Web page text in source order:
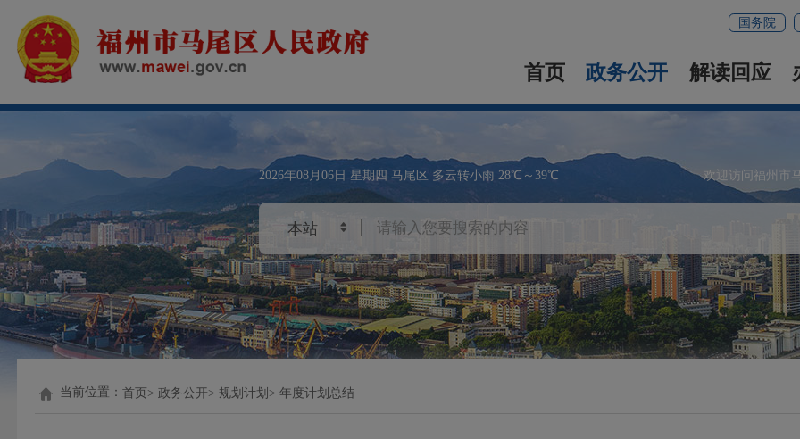
国务院
首页 政务公开 解读回应
2026年08月06日 星期四 马尾区 多云转小雨 28℃～39℃ 欢迎访问福州市
当前位置：首页 政务公开 规划计划 年度计划总结